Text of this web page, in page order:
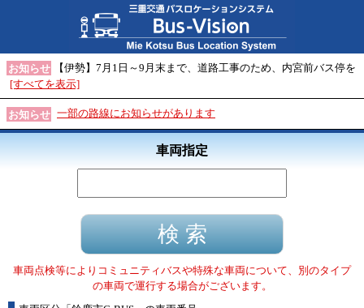
お知らせ
【伊勢】7月1日～9月末まで、道路工事のため、内宮前バス停を
[すべてを表示]
お知らせ 一部の路線にお知らせがあります
車両指定
車両点検等によりコミュニティバスや特殊な車両について、別のタイプ
の車両で運行する場合がございます。